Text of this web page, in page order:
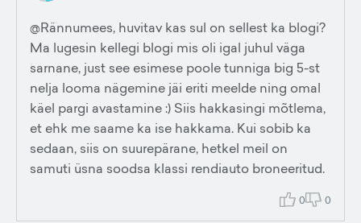
@Rännumees, huvitav kas sul on sellest ka blogi?
Ma lugesin kellegi blogi mis oli igal juhul väga
sarnane, just see esimese poole tunniga big 5-st
nelja looma nägemine jäi eriti meelde ning omal
käel pargi avastamine :) Siis hakkasingi mõtlema,
et ehk me saame ka ise hakkama. Kui sobib ka
sedaan, siis on suurepärane, hetkel meil on
samuti üsna soodsa klassi rendiauto broneeritud.
0 0